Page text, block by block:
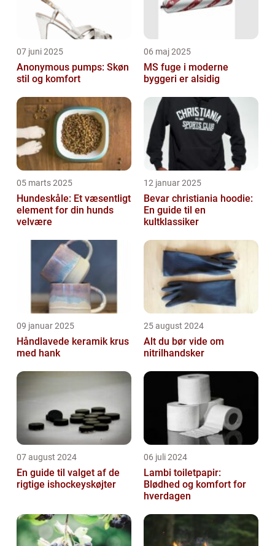
07 juni 2025
Anonymous pumps: Skøn
stil og komfort
06 maj 2025
MS fuge i moderne
byggeri er alsidig
05 marts 2025
Hundeskåle: Et væsentligt
element for din hunds
velvære
12 januar 2025
Bevar christiania hoodie:
En guide til en
kultklassiker
09 januar 2025
Håndlavede keramik krus
med hank
25 august 2024
Alt du bør vide om
nitrilhandsker
07 august 2024
En guide til valget af de
rigtige ishockeyskøjter
06 juli 2024
Lambi toiletpapir:
Blødhed og komfort for
hverdagen